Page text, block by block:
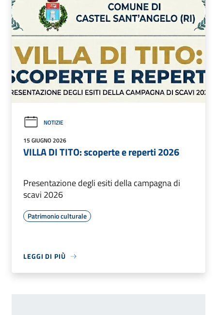
NOTIZIE
15 GIUGNO 2026
VILLA DI TITO: scoperte e reperti 2026
Presentazione degli esiti della campagna di
scavi 2026
Patrimonio culturale
LEGGI DI PIÙ